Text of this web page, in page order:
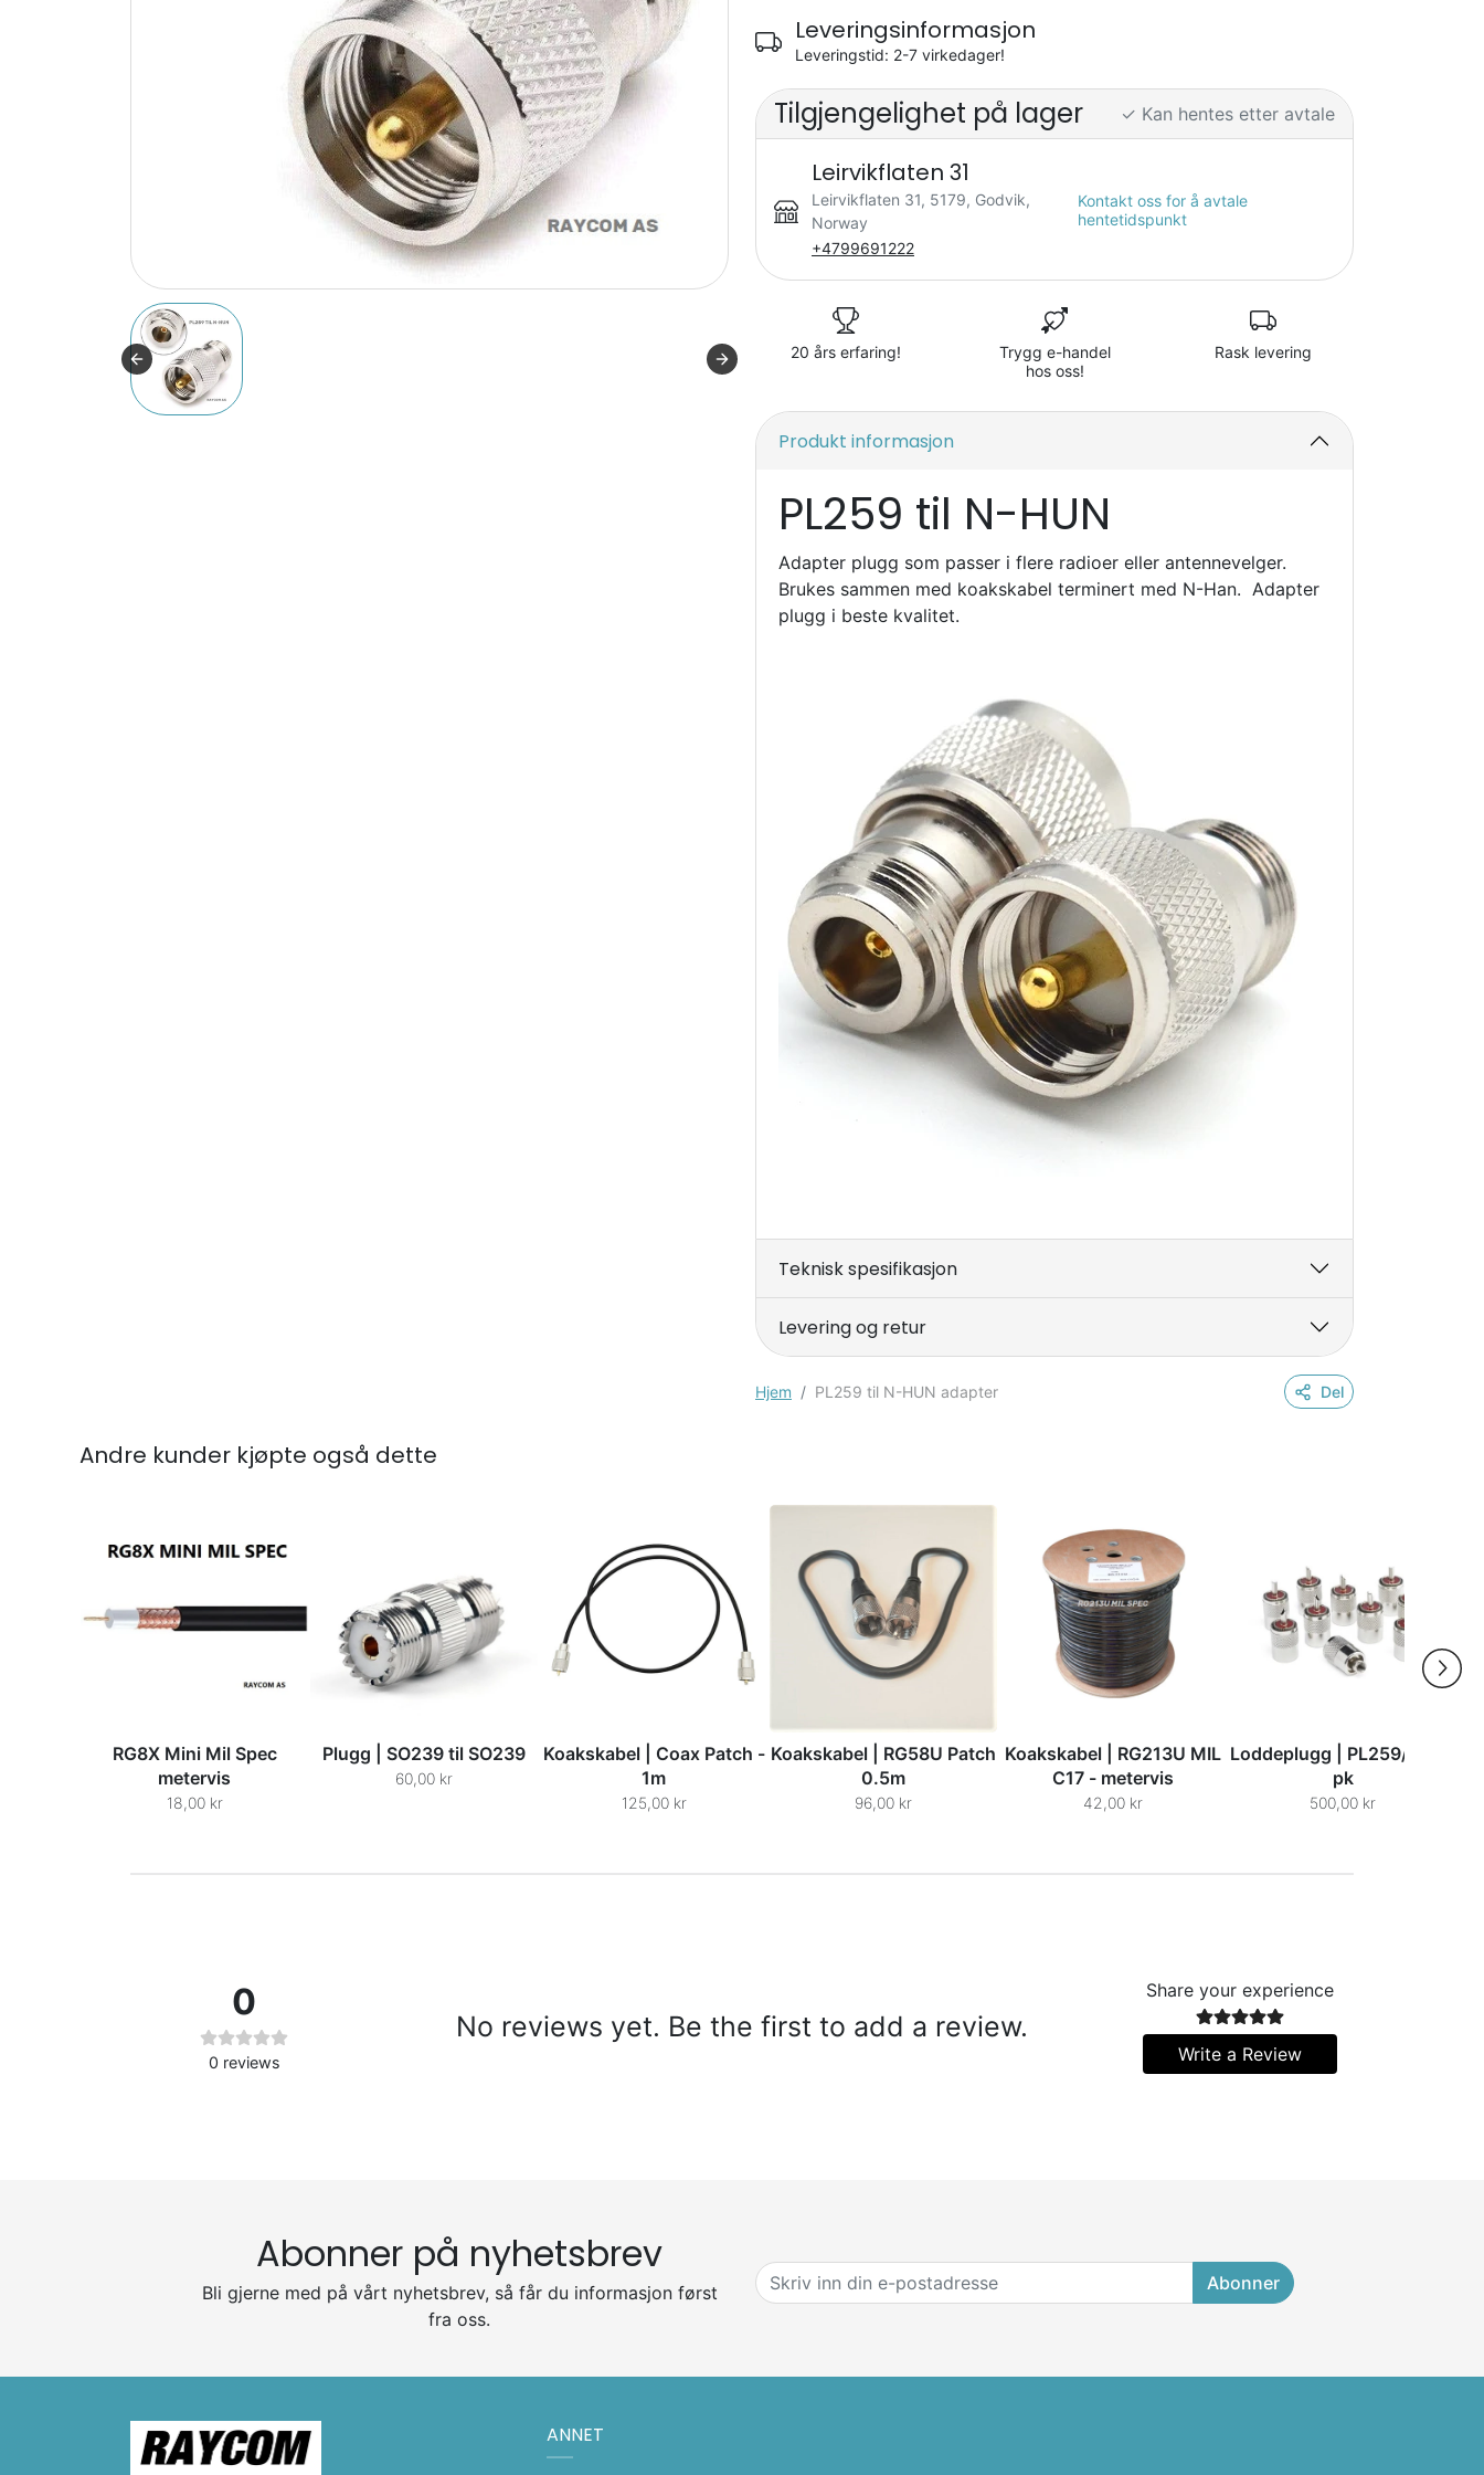
Leveringsinformasjon
Leveringstid: 2-7 virkedager!
Tilgjengelighet på lager ✓ Kan hentes etter avtale
Leirvikflaten 31
Leirvikflaten 31, 5179, Godvik,
Norway
+4799691222
Kontakt oss for å avtale
hentetidspunkt
20 års erfaring!
Trygg e-handel
hos oss!
Rask levering
Produkt informasjon
PL259 til N-HUN
Adapter plugg som passer i flere radioer eller antennevelger.
Brukes sammen med koakskabel terminert med N-Han. Adapter
plugg i beste kvalitet.
Teknisk spesifikasjon
Levering og retur
Hjem PL259 til N-HUN adapter Del
Andre kunder kjøpte også dette
RG8X Mini Mil Spec
metervis
18,00 kr
Plugg | SO239 til SO239
60,00 kr
Koakskabel | Coax Patch -
1m
125,00 kr
Koakskabel | RG58U Patch
0.5m
96,00 kr
Koakskabel | RG213U MIL
C17 - metervis
42,00 kr
Loddeplugg | PL259/7 - 10
pk
500,00 kr
0
0 reviews
No reviews yet. Be the first to add a review.
Share your experience
Write a Review
Abonner på nyhetsbrev
Bli gjerne med på vårt nyhetsbrev, så får du informasjon først
fra oss.
Abonner
ANNET